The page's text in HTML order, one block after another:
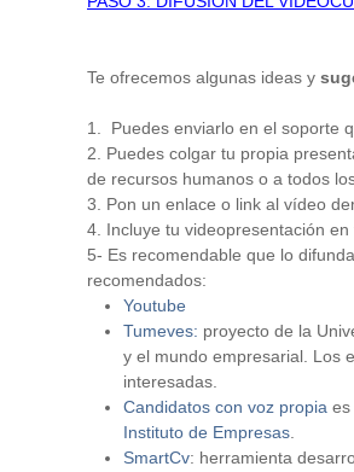
Te ofrecemos algunas ideas y
1. Puedes enviarlo en el soporte
2. Puedes colgar tu propia
de recursos humanos o a todos
3. Pon un enlace o link al vídeo
4. Incluye tu videopresentación
5- Es recomendable que lo
recomendados:
Youtube
Tumeves: proyecto de la
y el mundo empresarial. Los
interesadas.
Candidatos con voz propia es
Instituto de Empresas.
SmartCv: herramienta